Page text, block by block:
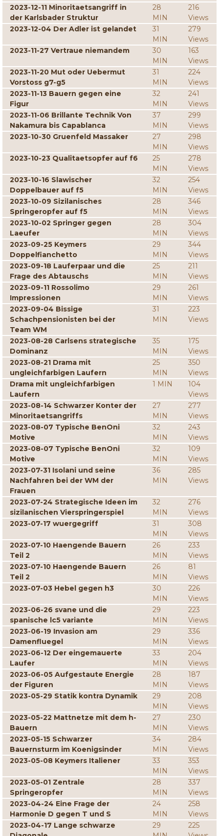
2023-12-11 Minoritaetsangriff in
der Karlsbader Struktur
28
MIN
216
Views
2023-12-04 Der Adler ist gelandet
31
MIN
279
Views
2023-11-27 Vertraue niemandem
30
MIN
163
Views
2023-11-20 Mut oder Uebermut
Vorstoss g7-g5
31
MIN
224
Views
2023-11-13 Bauern gegen eine
Figur
32
MIN
241
Views
2023-11-06 Brillante Technik Von
Nakamura bis Capablanca
37
MIN
299
Views
2023-10-30 Gruenfeld Massaker
27
MIN
298
Views
2023-10-23 Qualitaetsopfer auf f6
25
MIN
278
Views
2023-10-16 Slawischer
Doppelbauer auf f5
32
MIN
254
Views
2023-10-09 Sizilanisches
Springeropfer auf f5
28
MIN
346
Views
2023-10-02 Springer gegen
Laeufer
28
MIN
304
Views
2023-09-25 Keymers
Doppelfianchetto
29
MIN
344
Views
2023-09-18 Lauferpaar und die
Frage des Abtauschs
25
MIN
211
Views
2023-09-11 Rossolimo
Impressionen
29
MIN
261
Views
2023-09-04 Bissige
Schachpensionisten bei der
Team WM
31
MIN
223
Views
2023-08-28 Carlsens strategische
Dominanz
35
MIN
175
Views
2023-08-21 Drama mit
ungleichfarbigen Laufern
25
MIN
350
Views
Drama mit ungleichfarbigen
Laufern
1 MIN
104
Views
2023-08-14 Schwarzer Konter der
Minoritaetsangriffs
27
MIN
277
Views
2023-08-07 Typische BenOni
Motive
32
MIN
243
Views
2023-08-07 Typische BenOni
Motive
32
MIN
109
Views
2023-07-31 Isolani und seine
Nachfahren bei der WM der
Frauen
36
MIN
285
Views
2023-07-24 Strategische Ideen im
sizilanischen Vierspringerspiel
32
MIN
276
Views
2023-07-17 wuergegriff
31
MIN
308
Views
2023-07-10 Haengende Bauern
Teil 2
26
MIN
233
Views
2023-07-10 Haengende Bauern
Teil 2
26
MIN
81
Views
2023-07-03 Hebel gegen h3
30
MIN
226
Views
2023-06-26 svane und die
spanische lc5 variante
29
MIN
223
Views
2023-06-19 Invasion am
Damenfluegel
29
MIN
336
Views
2023-06-12 Der eingemauerte
Laufer
33
MIN
204
Views
2023-06-05 Aufgestaute Energie
der Figuren
28
MIN
187
Views
2023-05-29 Statik kontra Dynamik
29
MIN
208
Views
2023-05-22 Mattnetze mit dem h-
Bauern
27
MIN
230
Views
2023-05-15 Schwarzer
Bauernsturm im Koenigsinder
34
MIN
284
Views
2023-05-08 Keymers Italiener
33
MIN
353
Views
2023-05-01 Zentrale
Springeropfer
28
MIN
337
Views
2023-04-24 Eine Frage der
Harmonie D gegen T und S
24
MIN
258
Views
2023-04-17 Lange schwarze
29
225